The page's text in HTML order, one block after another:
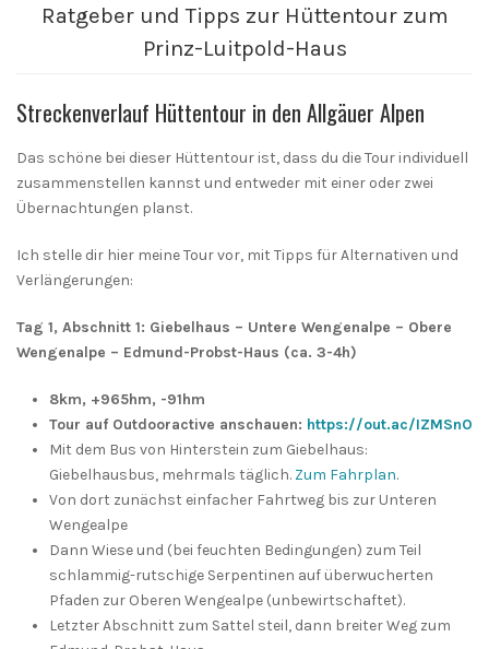
Ratgeber und Tipps zur Hüttentour zum
Prinz-Luitpold-Haus
Streckenverlauf Hüttentour in den Allgäuer Alpen
Das schöne bei dieser Hüttentour ist, dass du die Tour individuell
zusammenstellen kannst und entweder mit einer oder zwei
Übernachtungen planst.
Ich stelle dir hier meine Tour vor, mit Tipps für Alternativen und
Verlängerungen:
Tag 1, Abschnitt 1: Giebelhaus – Untere Wengenalpe – Obere
Wengenalpe – Edmund-Probst-Haus (ca. 3-4h)
8km, +965hm, -91hm
Tour auf Outdooractive anschauen: https://out.ac/IZMSnO
Mit dem Bus von Hinterstein zum Giebelhaus:
Giebelhausbus, mehrmals täglich. Zum Fahrplan.
Von dort zunächst einfacher Fahrtweg bis zur Unteren
Wengealpe
Dann Wiese und (bei feuchten Bedingungen) zum Teil
schlammig-rutschige Serpentinen auf überwucherten
Pfaden zur Oberen Wengealpe (unbewirtschaftet).
Letzter Abschnitt zum Sattel steil, dann breiter Weg zum